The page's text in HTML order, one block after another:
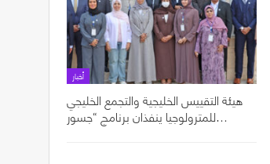
أخبار
هيئة التقييس الخليجية والتجمع الخليجي
للمترولوجيا ينفذان برنامج “جسور…